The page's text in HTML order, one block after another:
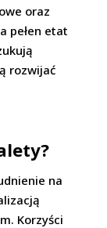
oraz
pełen etat
rozwijać
na
Korzyści